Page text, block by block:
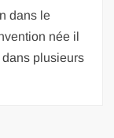
dans le
née il
dans plusieurs